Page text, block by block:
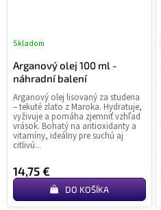
Arganový olej 100 ml -
náhradní balení
Skladom
14,75 €
DO KOŠÍKA
Arganový olej lisovaný za studena
– tekuté zlato z Maroka. Hydratuje,
vyživuje a pomáha zjemniť vzhľad
vrások. Bohatý na antioxidanty a
vitamíny, ideálny pre suchú aj
citlivú...